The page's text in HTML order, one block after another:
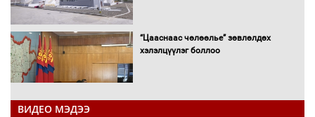
“Цааснаас чөлөөлье” зөвлөлдөх
хэлэлцүүлэг боллоо
ВИДЕО МЭДЭЭ